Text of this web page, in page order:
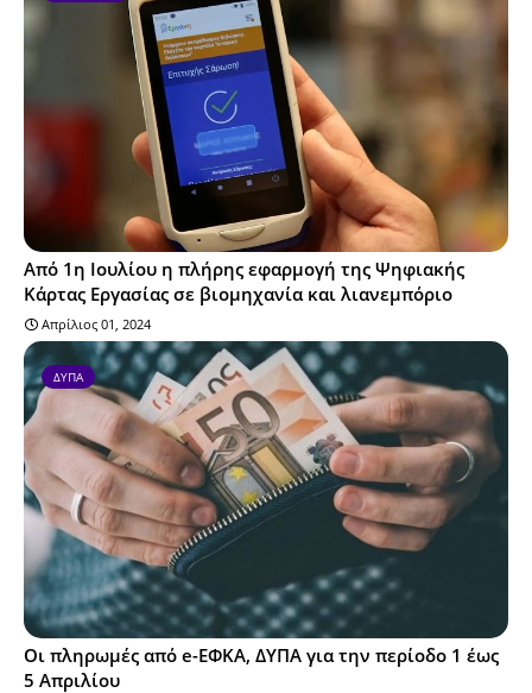
Από 1η Ιουλίου η πλήρης εφαρμογή της Ψηφιακής
Κάρτας Εργασίας σε βιομηχανία και λιανεμπόριο
Απρίλιος 01, 2024
ΔΥΠΑ
Οι πληρωμές από e-ΕΦΚΑ, ΔΥΠΑ για την περίοδο 1 έως
5 Απριλίου